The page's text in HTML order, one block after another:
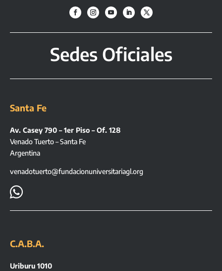
Sedes Oficiales
Santa Fe
Av. Casey 790 – 1er Piso – Of. 128
Venado Tuerto – Santa Fe
Argentina
venadotuerto@fundacionuniversitariagl.org

C.A.B.A.
Uriburu 1010